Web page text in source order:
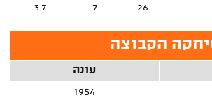
26
7
3.7
הקבוצה
עונה
1954